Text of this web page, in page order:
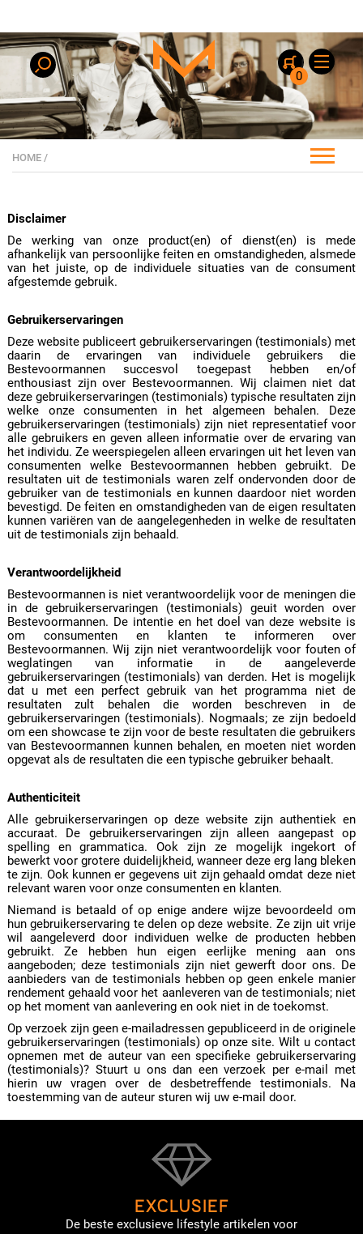
0
HOME /
Disclaimer
De werking van onze product(en) of dienst(en) is mede
afhankelijk van persoonlijke feiten en omstandigheden, alsmede
van het juiste, op de individuele situaties van de consument
afgestemde gebruik.
Gebruikerservaringen
Deze website publiceert gebruikerservaringen (testimonials) met
daarin de ervaringen van individuele gebruikers die
Bestevoormannen succesvol toegepast hebben en/of
enthousiast zijn over Bestevoormannen. Wij claimen niet dat
deze gebruikerservaringen (testimonials) typische resultaten zijn
welke onze consumenten in het algemeen behalen. Deze
gebruikerservaringen (testimonials) zijn niet representatief voor
alle gebruikers en geven alleen informatie over de ervaring van
het individu. Ze weerspiegelen alleen ervaringen uit het leven van
consumenten welke Bestevoormannen hebben gebruikt. De
resultaten uit de testimonials waren zelf ondervonden door de
gebruiker van de testimonials en kunnen daardoor niet worden
bevestigd. De feiten en omstandigheden van de eigen resultaten
kunnen variëren van de aangelegenheden in welke de resultaten
uit de testimonials zijn behaald.
Verantwoordelijkheid
Bestevoormannen is niet verantwoordelijk voor de meningen die
in de gebruikerservaringen (testimonials) geuit worden over
Bestevoormannen. De intentie en het doel van deze website is
om consumenten en klanten te informeren over
Bestevoormannen. Wij zijn niet verantwoordelijk voor fouten of
weglatingen van informatie in de aangeleverde
gebruikerservaringen (testimonials) van derden. Het is mogelijk
dat u met een perfect gebruik van het programma niet de
resultaten zult behalen die worden beschreven in de
gebruikerservaringen (testimonials). Nogmaals; ze zijn bedoeld
om een showcase te zijn voor de beste resultaten die gebruikers
van Bestevoormannen kunnen behalen, en moeten niet worden
opgevat als de resultaten die een typische gebruiker behaalt.
Authenticiteit
Alle gebruikerservaringen op deze website zijn authentiek en
accuraat. De gebruikerservaringen zijn alleen aangepast op
spelling en grammatica. Ook zijn ze mogelijk ingekort of
bewerkt voor grotere duidelijkheid, wanneer deze erg lang bleken
te zijn. Ook kunnen er gegevens uit zijn gehaald omdat deze niet
relevant waren voor onze consumenten en klanten.
Niemand is betaald of op enige andere wijze bevoordeeld om
hun gebruikerservaring te delen op deze website. Ze zijn uit vrije
wil aangeleverd door individuen welke de producten hebben
gebruikt. Ze hebben hun eigen eerlijke mening aan ons
aangeboden; deze testimonials zijn niet gewerft door ons. De
aanbieders van de testimonials hebben op geen enkele manier
rendement gehaald voor het aanleveren van de testimonials; niet
op het moment van aanlevering en ook niet in de toekomst.
Op verzoek zijn geen e-mailadressen gepubliceerd in de originele
gebruikerservaringen (testimonials) op onze site. Wilt u contact
opnemen met de auteur van een specifieke gebruikerservaring
(testimonials)? Stuurt u ons dan een verzoek per e-mail met
hierin uw vragen over de desbetreffende testimonials. Na
toestemming van de auteur sturen wij uw e-mail door.
EXCLUSIEF
De beste exclusieve lifestyle artikelen voor